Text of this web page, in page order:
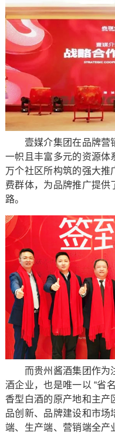
壹媒介集团在品牌营
一帜且丰富多元的资源体
万个社区所构筑的强大推
费群体，为品牌推广提供
路。
而贵州酱酒集团作为
酒企业，也是唯一以 “省
香型白酒的原产地和主产
品创新、品牌建设和市场
端、生产端、营销端全产